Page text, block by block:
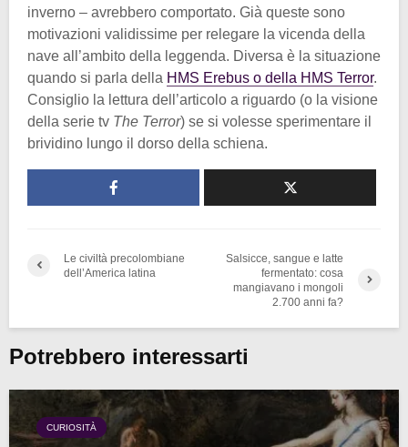
inverno – avrebbero comportato. Già queste sono
motivazioni validissime per relegare la vicenda della
nave all’ambito della leggenda. Diversa è la situazione
quando si parla della HMS Erebus o della HMS Terror.
Consiglio la lettura dell’articolo a riguardo (o la visione
della serie tv The Terror) se si volesse sperimentare il
brividino lungo il dorso della schiena.
Le civiltà precolombiane
dell’America latina
Salsicce, sangue e latte
fermentato: cosa
mangiavano i mongoli
2.700 anni fa?
Potrebbero interessarti
CURIOSITÀ